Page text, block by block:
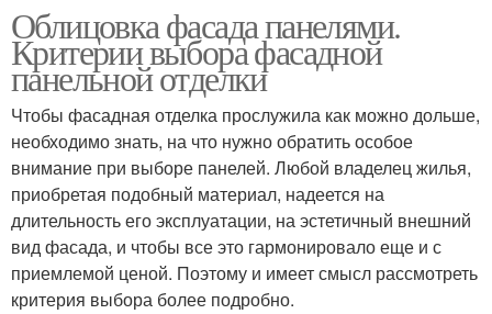
Облицовка фасада панелями.
Критерии выбора фасадной
панельной отделки
Чтобы фасадная отделка прослужила как можно дольше,
необходимо знать, на что нужно обратить особое
внимание при выборе панелей. Любой владелец жилья,
приобретая подобный материал, надеется на
длительность его эксплуатации, на эстетичный внешний
вид фасада, и чтобы все это гармонировало еще и с
приемлемой ценой. Поэтому и имеет смысл рассмотреть
критерия выбора более подробно.